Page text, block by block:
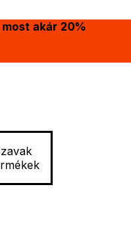
most akár 20%